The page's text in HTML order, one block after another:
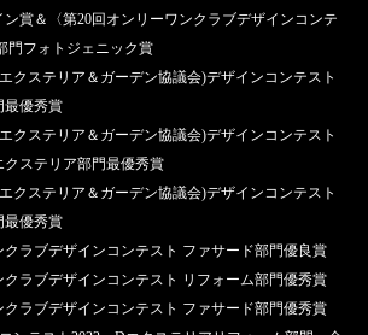
賞＆〈第20回オンリーワンクラブデザインコンテ
門フォトジェニック賞
クステリア＆ガーデン協議会)デザインコンテスト
最優秀賞
クステリア＆ガーデン協議会)デザインコンテスト
クステリア部門最優秀賞
クステリア＆ガーデン協議会)デザインコンテスト
最優秀賞
クラブデザインコンテスト ファサード部門優良賞
クラブデザインコンテスト リフォーム部門優秀賞
クラブデザインコンテスト ファサード部門優秀賞